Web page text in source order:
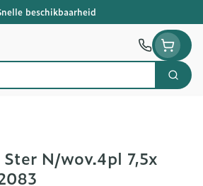
beschikbaarheid
Zoek
N/wov.4pl 7,5x